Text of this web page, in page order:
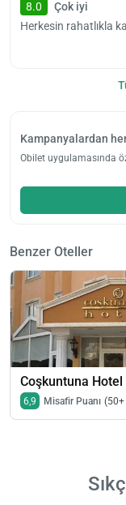
8.0
Çok iyi
Herkesin rahatlıkla
Kampanyalardan
Obilet uygulamasında
Benzer Oteller
Coşkuntuna Hotel
6,9 Misafir Puanı